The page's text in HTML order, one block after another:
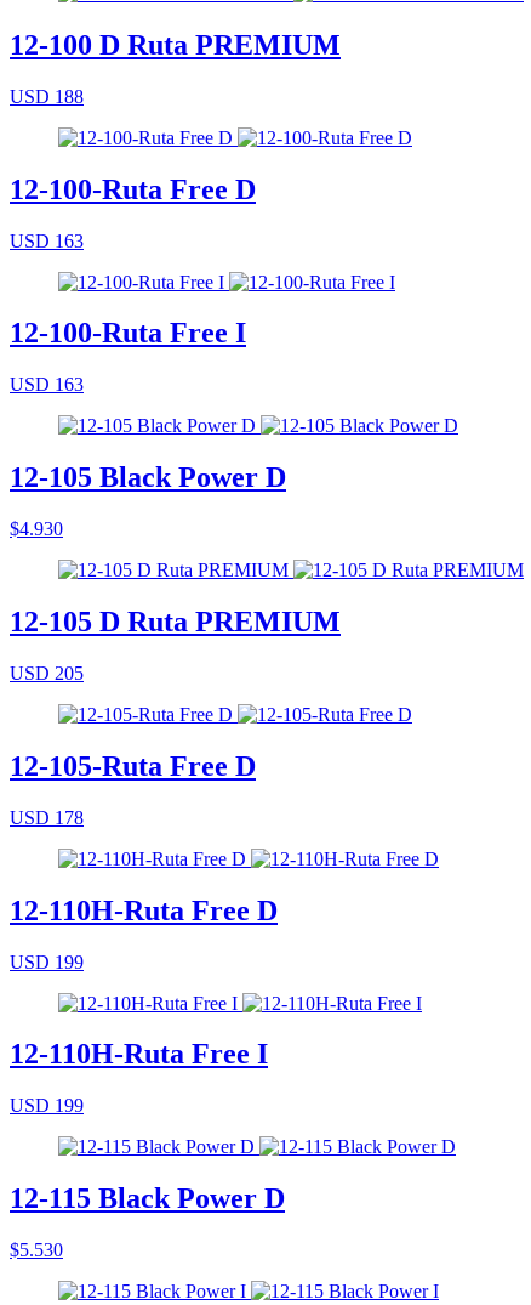
12-100 D Ruta PREMIUM
USD 188
12-100-Ruta Free D
USD 163
12-100-Ruta Free I
USD 163
12-105 Black Power D
$4.930
12-105 D Ruta PREMIUM
USD 205
12-105-Ruta Free D
USD 178
12-110H-Ruta Free D
USD 199
12-110H-Ruta Free I
USD 199
12-115 Black Power D
$5.530